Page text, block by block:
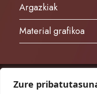
Zure
Argazkiak
Material grafikoa
ORIOKO UDALA